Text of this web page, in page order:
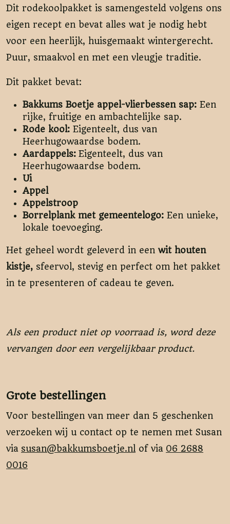
Dit rodekoolpakket is samengesteld volgens ons
eigen recept en bevat alles wat je nodig hebt
voor een heerlijk, huisgemaakt wintergerecht.
Puur, smaakvol en met een vleugje traditie.
Dit pakket bevat:
Bakkums Boetje appel-vlierbessen sap: Een
rijke, fruitige en ambachtelijke sap.
Rode kool: Eigenteelt, dus van
Heerhugowaardse bodem.
Aardappels: Eigenteelt, dus van
Heerhugowaardse bodem.
Ui
Appel
Appelstroop
Borrelplank met gemeentelogo: Een unieke,
lokale toevoeging.
Het geheel wordt geleverd in eenwit houten
kistje, sfeervol, stevig en perfect om het pakket
in te presenteren of cadeau te geven.
Als een product niet op voorraad is, word deze
vervangen door een vergelijkbaar product.
Grote bestellingen
Voor bestellingen van meer dan 5 geschenken
verzoeken wij u contact op te nemen met Susan
via susan@bakkumsboetje.nl of via 06 2688
0016